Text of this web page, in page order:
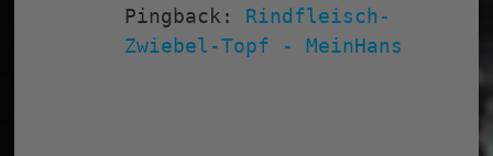
Pingback: Rindfleisch-
Zwiebel-Topf - MeinHans